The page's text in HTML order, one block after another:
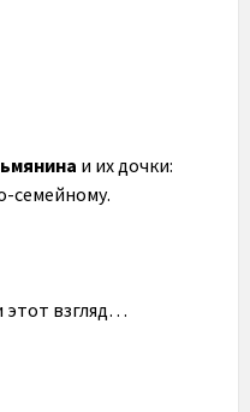
и их дочки:
семейному.
этот взгляд…